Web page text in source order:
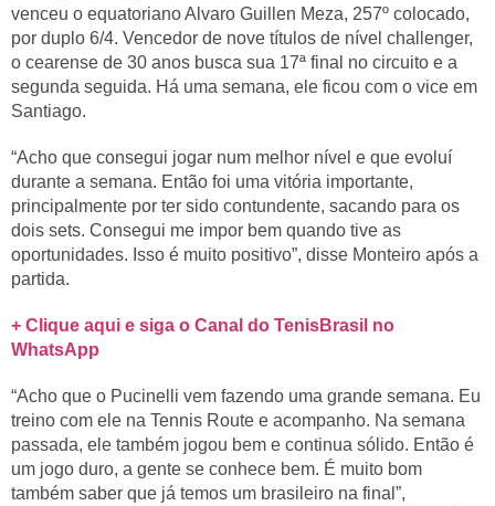
venceu o equatoriano Alvaro Guillen Meza, 257º colocado,
por duplo 6/4. Vencedor de nove títulos de nível challenger,
o cearense de 30 anos busca sua 17ª final no circuito e a
segunda seguida. Há uma semana, ele ficou com o vice em
Santiago.
“Acho que consegui jogar num melhor nível e que evoluí
durante a semana. Então foi uma vitória importante,
principalmente por ter sido contundente, sacando para os
dois sets. Consegui me impor bem quando tive as
oportunidades. Isso é muito positivo”, disse Monteiro após a
partida.
+ Clique aqui e siga o Canal do TenisBrasil no
WhatsApp
“Acho que o Pucinelli vem fazendo uma grande semana. Eu
treino com ele na Tennis Route e acompanho. Na semana
passada, ele também jogou bem e continua sólido. Então é
um jogo duro, a gente se conhece bem. É muito bom
também saber que já temos um brasileiro na final”,